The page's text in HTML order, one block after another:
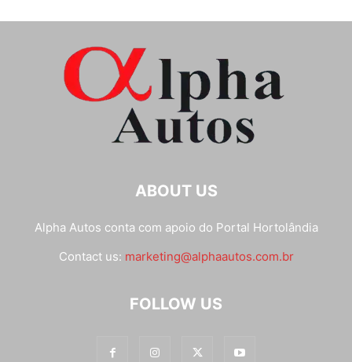
ABOUT US
Alpha Autos conta com apoio do Portal Hortolândia
Contact us: marketing@alphaautos.com.br
FOLLOW US